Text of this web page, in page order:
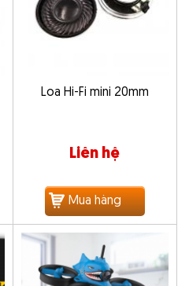
Loa Hi-Fi mini 20mm
Liên hệ
Mua hàng